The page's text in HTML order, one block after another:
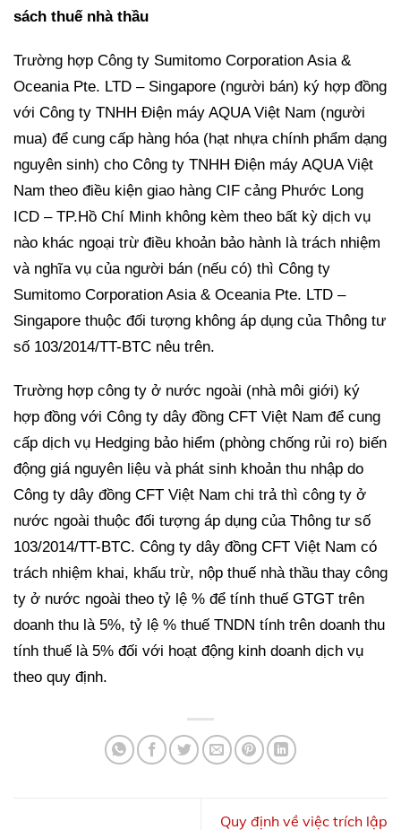
sách thuế nhà thầu
Trường hợp Công ty Sumitomo Corporation Asia &
Oceania Pte. LTD – Singapore (người bán) ký hợp đồng
với Công ty TNHH Điện máy AQUA Việt Nam (người
mua) để cung cấp hàng hóa (hạt nhựa chính phẩm dạng
nguyên sinh) cho Công ty TNHH Điện máy AQUA Việt
Nam theo điều kiện giao hàng CIF cảng Phước Long
ICD – TP.Hồ Chí Minh không kèm theo bất kỳ dịch vụ
nào khác ngoại trừ điều khoản bảo hành là trách nhiệm
và nghĩa vụ của người bán (nếu có) thì Công ty
Sumitomo Corporation Asia & Oceania Pte. LTD –
Singapore thuộc đối tượng không áp dụng của Thông tư
số 103/2014/TT-BTC nêu trên.
Trường hợp công ty ở nước ngoài (nhà môi giới) ký
hợp đồng với Công ty dây đồng CFT Việt Nam để cung
cấp dịch vụ Hedging bảo hiểm (phòng chống rủi ro) biến
động giá nguyên liệu và phát sinh khoản thu nhập do
Công ty dây đồng CFT Việt Nam chi trả thì công ty ở
nước ngoài thuộc đối tượng áp dụng của Thông tư số
103/2014/TT-BTC. Công ty dây đồng CFT Việt Nam có
trách nhiệm khai, khấu trừ, nộp thuế nhà thầu thay công
ty ở nước ngoài theo tỷ lệ % để tính thuế GTGT trên
doanh thu là 5%, tỷ lệ % thuế TNDN tính trên doanh thu
tính thuế là 5% đối với hoạt động kinh doanh dịch vụ
theo quy định.
Quy định về việc trích lập